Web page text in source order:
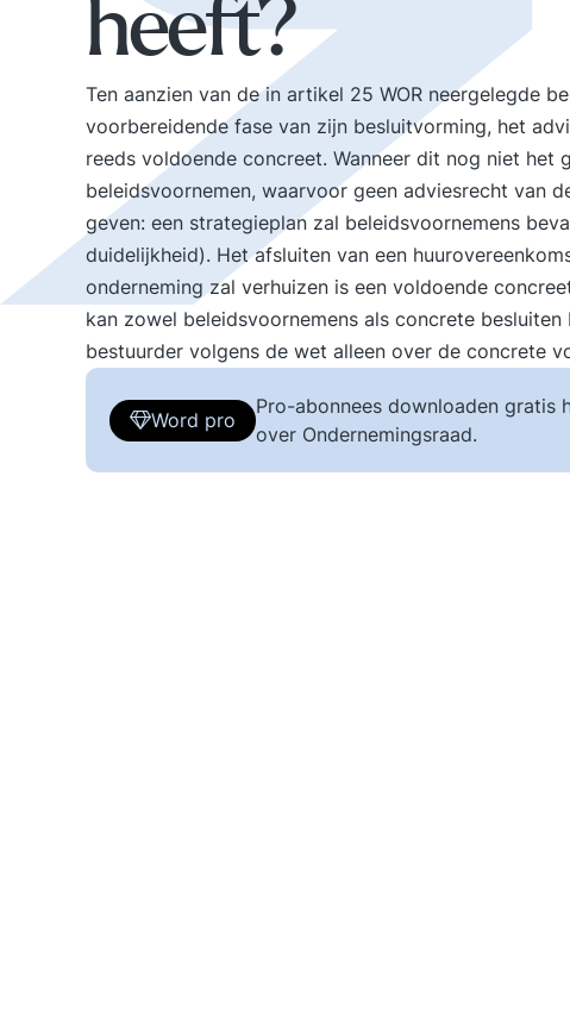
heeft?
Ten aanzien van de in artikel 25 WOR neergelegde
voorbereidende fase van zijn besluitvorming, het
reeds voldoende concreet. Wanneer dit nog niet het
beleidsvoornemen, waarvoor geen adviesrecht van
geven: een strategieplan zal beleidsvoornemens
duidelijkheid). Het afsluiten van een
onderneming zal verhuizen is een voldoende
kan zowel beleidsvoornemens als concrete
bestuurder volgens de wet alleen over de concrete
Word pro
Pro-abonnees downloaden gratis
over Ondernemingsraad.